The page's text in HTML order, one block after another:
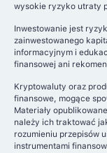
wysokie ryzyko utraty
Inwestowanie jest
zainwestowanego
informacyjnym i
finansowej ani
Kryptowaluty oraz
finansowe, mogące
Materiały
należy ich traktować
rozumieniu przepisów
instrumentami